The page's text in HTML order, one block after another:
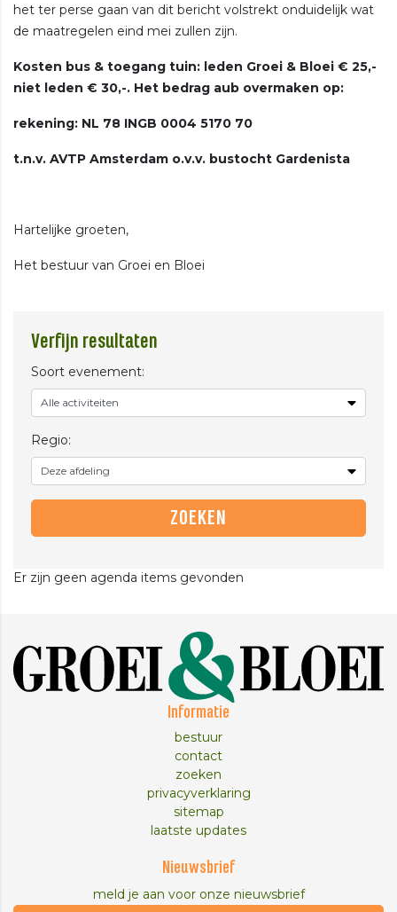
het ter perse gaan van dit bericht volstrekt onduidelijk wat
de maatregelen eind mei zullen zijn.
Kosten bus & toegang tuin: leden Groei & Bloei € 25,-
niet leden € 30,-. Het bedrag aub overmaken op:
rekening: NL 78 INGB 0004 5170 70
t.n.v. AVTP Amsterdam o.v.v. bustocht Gardenista
Hartelijke groeten,
Het bestuur van Groei en Bloei
Verfijn resultaten
Soort evenement:
Regio:
Er zijn geen agenda items gevonden
Informatie
bestuur
contact
zoeken
privacyverklaring
sitemap
laatste updates
Nieuwsbrief
meld je aan voor onze nieuwsbrief